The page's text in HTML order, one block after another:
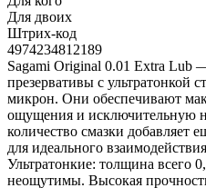
Для двоих
Штрих-код
4974234812189
Sagami Original 0.01 Extra Lub
презервативы с ультратонкой
микрон. Они обеспечивают
ощущения и исключительную
количество смазки добавляет
для идеального
Ультратонкие: толщина всего
неощутимы. Высокая